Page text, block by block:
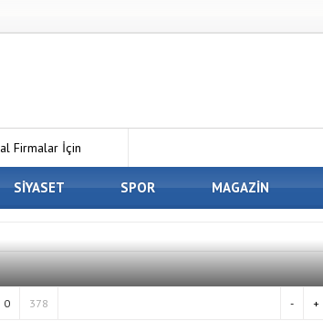
Firmalar İçin
ile Kendi Minecraft
Güvenle
SİYASET SPOR MAGAZİN
0 378 +
-